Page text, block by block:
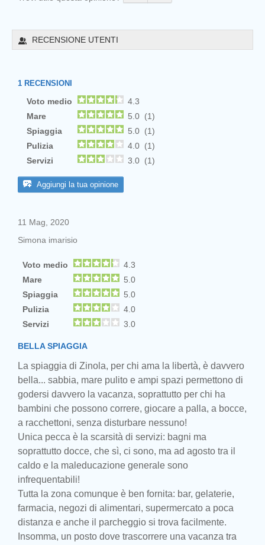
RECENSIONE UTENTI
1 RECENSIONI
Voto medio
4.3
Mare
5.0 (1)
Spiaggia
5.0 (1)
Pulizia
4.0 (1)
Servizi
3.0 (1)
Aggiungi la tua opinione
11 Mag, 2020
Simona imarisio
Voto medio
4.3
Mare
5.0
Spiaggia
5.0
Pulizia
4.0
Servizi
3.0
BELLA SPIAGGIA
La spiaggia di Zinola, per chi ama la libertà, è davvero
bella... sabbia, mare pulito e ampi spazi permettono di
godersi davvero la vacanza, soprattutto per chi ha
bambini che possono correre, giocare a palla, a bocce,
a racchettoni, senza disturbare nessuno!
Unica pecca è la scarsità di servizi: bagni ma
soprattutto docce, che sì, ci sono, ma ad agosto tra il
caldo e la maleducazione generale sono
infrequentabili!
Tutta la zona comunque è ben fornita: bar, gelaterie,
farmacia, negozi di alimentari, supermercato a poca
distanza e anche il parcheggio si trova facilmente.
Insomma, un posto dove trascorrere una vacanza tra